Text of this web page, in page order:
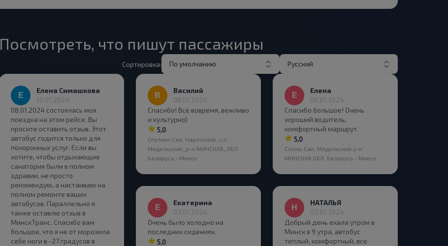
Посмотреть, что пишут пассажиры
Сортировка: По умолчанию Русский
Елена Симашкова
10.01.2024
08.01.2024 состоялась моя
поездка на этом рейсе. Вы
просите оставить отзыв. Этот
автобус годится только для
похоронных услуг. Если вы
хотите, чтобы отдыхающие
санатория были в полном
здравии, не просто
рекомендую, а настаиваю на
полном ремонте ваших
автобусов. Параллельно я
также оставлю отзыв в
МинскТранс. Спасибо вам
большое, что я не от морозила
себе ноги в -27 градусов в
Василий
08.01.2024
Спасибо! Всё вовремя, вежливо
и культурно)
5,0
Спутник Сан, Нарочский_с/с
Мядельский_р-н МИНСКАЯ_ОБЛ.
Беларусь - Минск
Елена
06.01.2024
Спасибо большое! Очень
хороший водитель,
комфортный маршрут.
5,0
Сосны Сан, Мядельский р-н
МИНСКАЯ ОБЛ. Беларусь - Минск
Екатерина
03.01.2024
Очень было холодно на
последних сидениях.
5,0
НАТАЛЬЯ
02.01.2024
Добрый день ехала утром в
Минск в 9 утра, автобус
теплый, комфортный, все